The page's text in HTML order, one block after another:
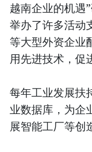
越南企业的机遇
举办了许多活动
等大型外资企业
用先进技术，促
每年工业发展扶
业数据库，为企
展智能工厂等创